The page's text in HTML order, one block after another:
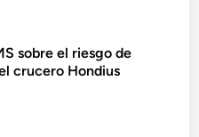
sobre el riesgo de
crucero Hondius